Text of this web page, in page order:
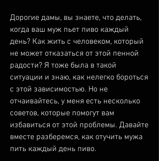
Дорогие дамы, вы знаете, что делать,
когда ваш муж пьет пиво каждый
день? Как жить с человеком, который
не может отказаться от этой пенной
радости? Я тоже была в такой
ситуации и знаю, как нелегко бороться
с этой зависимостью. Но не
отчаивайтесь, у меня есть несколько
советов, которые помогут вам
избавиться от этой проблемы. Давайте
вместе разберемся, как отучить мужа
пить каждый день пиво.